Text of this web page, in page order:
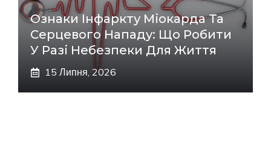
Ознаки Інфаркту Міокарда Та
Серцевого Нападу: Що Робити
У Разі Небезпеки Для Життя
15 Липня, 2026